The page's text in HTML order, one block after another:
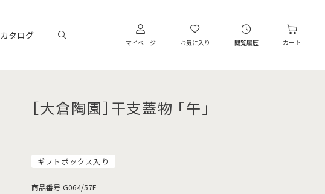
カタログ
マイページ お気に入り 閲覧履歴 カート
［大倉陶園］干支蓋物 「午」
ギフトボックス入り
商品番号 G064/57E